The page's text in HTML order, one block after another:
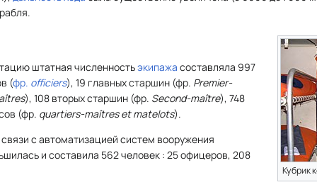
Кубрик
штатная численностьэкипажа составляла 997
(фр. officiers), 19 главных старшин (фр. Premier-
), 108 вторых старшин (фр. Second-maître), 748
(фр. quartiers-maîtres et matelots).
с автоматизацией систем вооружения
и составила 562 человек : 25 офицеров, 208